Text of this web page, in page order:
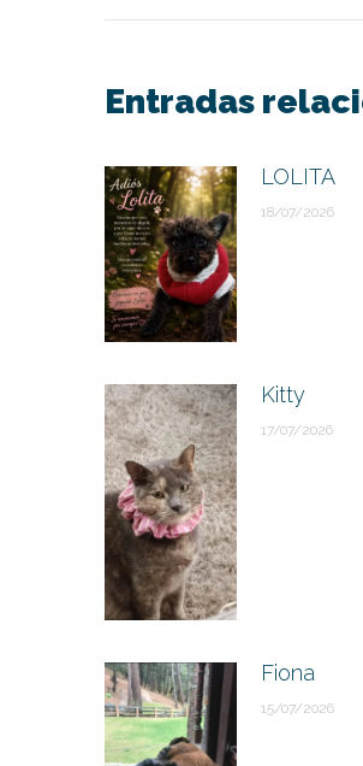
entre
Entradas
LOLITA
18/07/2026
Kitty
17/07/2026
Fiona
15/07/2026